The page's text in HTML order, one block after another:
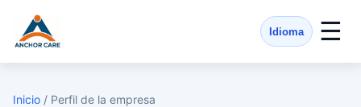
Idioma ☰
Inicio / Perfil de la empresa